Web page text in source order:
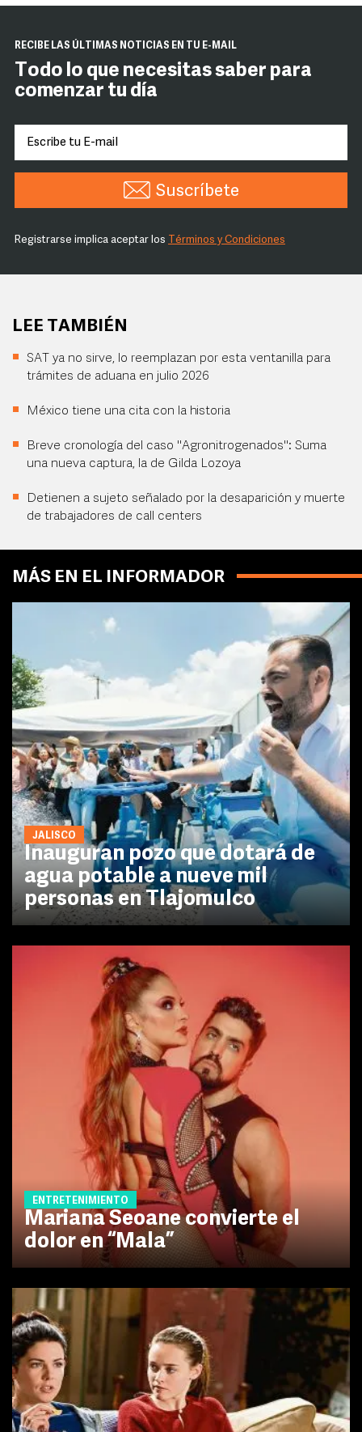
RECIBE LAS ÚLTIMAS NOTICIAS EN TU E-MAIL
Todo lo que necesitas saber para
comenzar tu día
Suscríbete
Registrarse implica aceptar los Términos y Condiciones
LEE TAMBIÉN
SAT ya no sirve, lo reemplazan por esta ventanilla para
trámites de aduana en julio 2026
México tiene una cita con la historia
Breve cronología del caso "Agronitrogenados": Suma
una nueva captura, la de Gilda Lozoya
Detienen a sujeto señalado por la desaparición y muerte
de trabajadores de call centers
MÁS EN EL INFORMADOR
JALISCO
Inauguran pozo que dotará de
agua potable a nueve mil
personas en Tlajomulco
ENTRETENIMIENTO
Mariana Seoane convierte el
dolor en “Mala”